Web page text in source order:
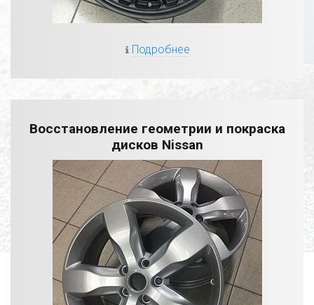
Подробнее
Восстановление геометрии и покраска
дисков Nissan